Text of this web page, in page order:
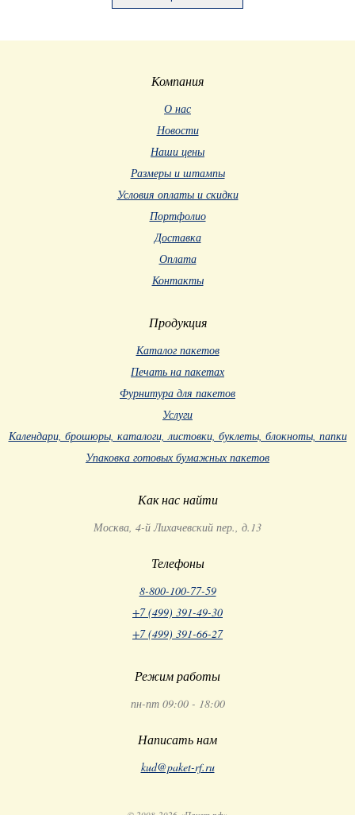
Компания
О нас
Новости
Наши цены
Размеры и штампы
Условия оплаты и скидки
Портфолио
Доставка
Оплата
Контакты
Продукция
Каталог пакетов
Печать на пакетах
Фурнитура для пакетов
Услуги
Календари, брошюры, каталоги, листовки, буклеты, блокноты, папки
Упаковка готовых бумажных пакетов
Как нас найти
Москва, 4-й Лихачевский пер., д.13
Телефоны
8-800-100-77-59
+7 (499) 391-49-30
+7 (499) 391-66-27
Режим работы
пн-пт 09:00 - 18:00
Написать нам
kud@paket-rf.ru